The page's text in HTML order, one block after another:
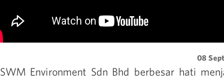
08
SWM Environment Sdn Bhd berbesar hati